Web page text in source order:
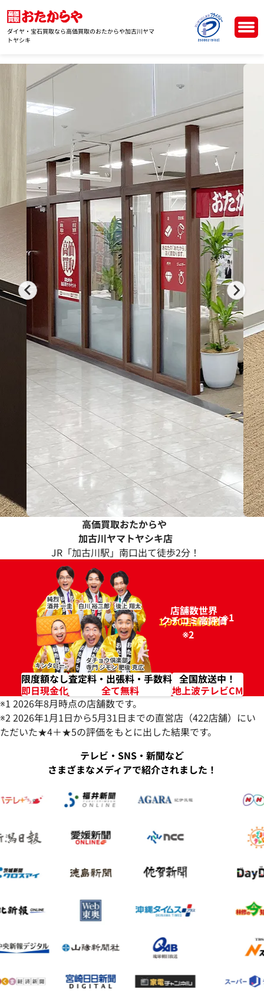
ダイヤ・宝石買取なら高価買取のおたからや加古川ヤマ
トヤシキ
高価買取おたからや
加古川ヤマトヤシキ店
JR「加古川駅」南口出て徒歩2分！
店舗数世界
1,950店舗突破！
※1
クチコミ高評価
96.2%
※2
限度額なし
即日現金化
査定料・出張料・手数料
全て無料
全国放送中！
地上波テレビCM
※1 2026年8月時点の店舗数です。
※2 2026年1月1日から5月31日までの直営店（422店舗）にい
ただいた★4＋★5の評価をもとに出した結果です。
テレビ・SNS・新聞など
さまざまなメディアで紹介されました！